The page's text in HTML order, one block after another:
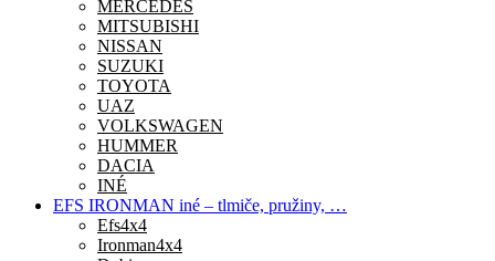
MERCEDES
MITSUBISHI
NISSAN
SUZUKI
TOYOTA
UAZ
VOLKSWAGEN
HUMMER
DACIA
INÉ
EFS IRONMAN iné – tlmiče, pružiny, …
Efs4x4
Ironman4x4